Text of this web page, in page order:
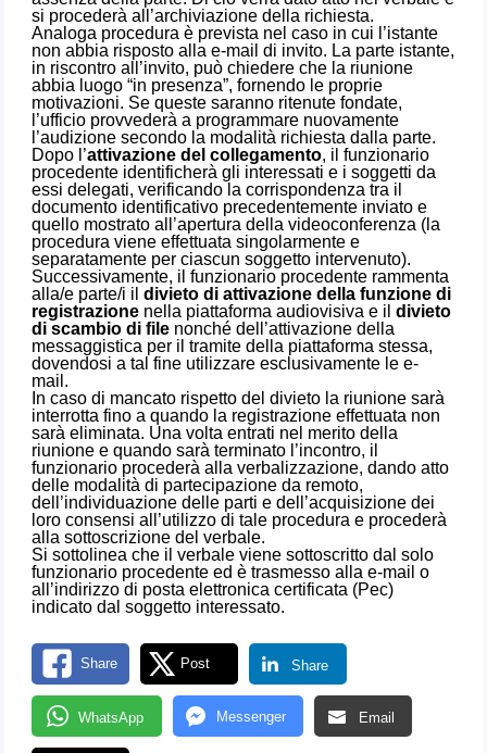
si procederà all’archiviazione della richiesta.
Analoga procedura è prevista nel caso in cui l’istante
non abbia risposto alla e-mail di invito. La parte istante,
in riscontro all’invito, può chiedere che la riunione
abbia luogo “in presenza”, fornendo le proprie
motivazioni. Se queste saranno ritenute fondate,
l’ufficio provvederà a programmare nuovamente
l’audizione secondo la modalità richiesta dalla parte.
Dopo l’attivazione del collegamento, il funzionario
procedente identificherà gli interessati e i soggetti da
essi delegati, verificando la corrispondenza tra il
documento identificativo precedentemente inviato e
quello mostrato all’apertura della videoconferenza (la
procedura viene effettuata singolarmente e
separatamente per ciascun soggetto intervenuto).
Successivamente, il funzionario procedente rammenta
alla/e parte/i ildivieto di attivazione della funzione di
registrazione nella piattaforma audiovisiva e ildivieto
di scambio di file nonché dell’attivazione della
messaggistica per il tramite della piattaforma stessa,
dovendosi a tal fine utilizzare esclusivamente le e-
mail.
In caso di mancato rispetto del divieto la riunione sarà
interrotta fino a quando la registrazione effettuata non
sarà eliminata. Una volta entrati nel merito della
riunione e quando sarà terminato l’incontro, il
funzionario procederà alla verbalizzazione, dando atto
delle modalità di partecipazione da remoto,
dell’individuazione delle parti e dell’acquisizione dei
loro consensi all’utilizzo di tale procedura e procederà
alla sottoscrizione del verbale.
Si sottolinea che il verbale viene sottoscritto dal solo
funzionario procedente ed è trasmesso alla e-mail o
all’indirizzo di posta elettronica certificata (Pec)
indicato dal soggetto interessato.
Share Post Share
WhatsApp Messenger Email